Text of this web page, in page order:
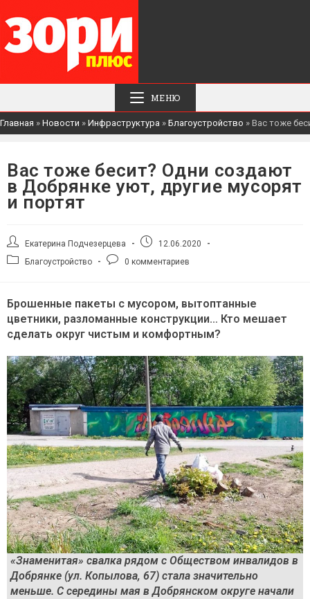
МЕНЮ
Главная » Новости » Инфраструктура » Благоустройство » Вас тоже
Вас тоже бесит? Одни создают
в Добрянке уют, другие мусорят
и портят
Автор
записи:
Екатерина Подчезерцева
Запись12.06.2020
РубрикаБлагоустройство
Комментарии
0 комментариев
Брошенные пакеты с мусором, вытоптанные
цветники, разломанные конструкции… Кто мешает
сделать округ чистым и комфортным?
«Знаменитая» свалка рядом с Обществом инвалидов в
Добрянке (ул. Копылова, 67) стала значительно
меньше. С середины мая в Добрянском округе начали